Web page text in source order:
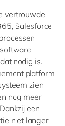
vertrouwde
Salesforce
nodig is.
platform
zien
nog meer
een
niet langer